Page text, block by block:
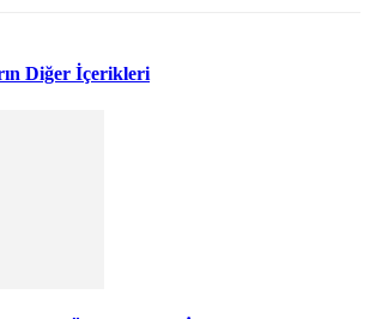
Diğer İçerikleri